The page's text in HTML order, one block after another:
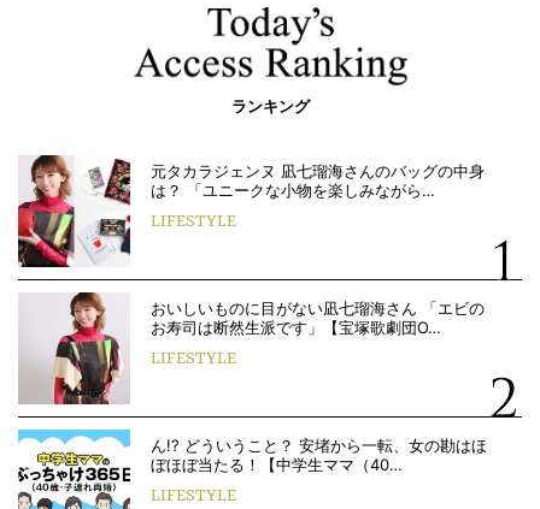
ランキング
元タカラジェンヌ 凪七瑠海さんのバッグの中身
は？ 「ユニークな小物を楽しみながら…
LIFESTYLE
おいしいものに目がない凪七瑠海さん 「エビの
お寿司は断然生派です」【宝塚歌劇団O…
LIFESTYLE
ん!? どういうこと？ 安堵から一転、女の勘はほ
ぼほぼ当たる！【中学生ママ（40…
LIFESTYLE